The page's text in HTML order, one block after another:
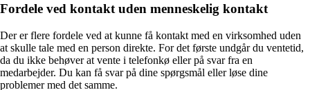
Fordele ved kontakt uden menneskelig kontakt
Der er flere fordele ved at kunne få kontakt med en virksomhed uden
at skulle tale med en person direkte. For det første undgår du ventetid,
da du ikke behøver at vente i telefonkø eller på svar fra en
medarbejder. Du kan få svar på dine spørgsmål eller løse dine
problemer med det samme.